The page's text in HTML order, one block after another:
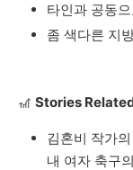
타인과 공동
좀 색다른 지
🎢 Stories
김혼비 작가의
내 여자 축구의